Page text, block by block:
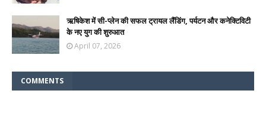
ऋषिकेश में सी-प्लेन की सफल ट्रायल लैंडिंग, पर्यटन और कनेक्टिविटी
के नए युग की शुरुआत
April 07, 2026
COMMENTS